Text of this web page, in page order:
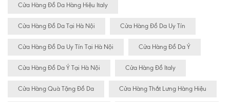
Cửa Hàng Đồ Da Hàng Hiệu Italy
Cửa Hàng Đồ Da Tại Hà Nội Cửa Hàng Đồ Da Uy Tín
Cửa Hàng Đồ Da Uy Tín Tại Hà Nội Cửa Hàng Đồ Da Ý
Cửa Hàng Đồ Da Ý Tại Hà Nội Cửa Hàng Đồ Italy
Cửa Hàng Quà Tặng Đồ Da Cửa Hàng Thắt Lưng Hàng Hiệu